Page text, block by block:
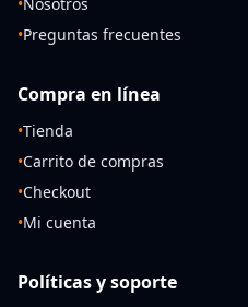
•Preguntas frecuentes
Compra en línea
•Tienda
•Carrito de compras
•Checkout
•Mi cuenta
Políticas y soporte